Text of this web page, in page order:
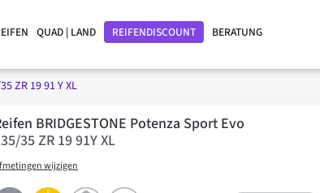
QUAD | LAND REIFENDISCOUNT BERATUNG
ZR 19 91 Y XL
BRIDGESTONE Potenza Sport Evo
35 ZR 19 91Y XL
wijzigen